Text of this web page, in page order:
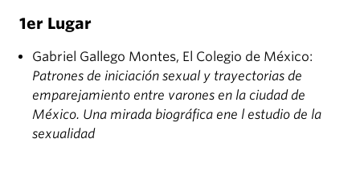
1er Lugar
Gabriel Gallego Montes, El Colegio de México:
Patrones de iniciación sexual y trayectorias de
emparejamiento entre varones en la ciudad de
México. Una mirada biográfica ene l estudio de la
sexualidad